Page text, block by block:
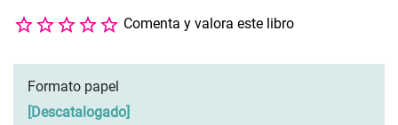
Comenta y valora este libro
Formato papel
[Descatalogado]